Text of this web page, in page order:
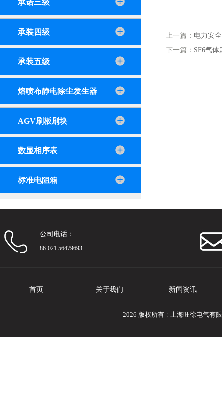
承诺三级
承装四级
承装五级
熔喷布静电除尘发生器
AGV刷板刷块
数显相序表
标准电阻箱
上一篇： 电力安
下一篇： SF6气
公司电话：
86-021-56479693
首页 关于我们 新闻资讯
2026 版权所有：上海旺徐电气有